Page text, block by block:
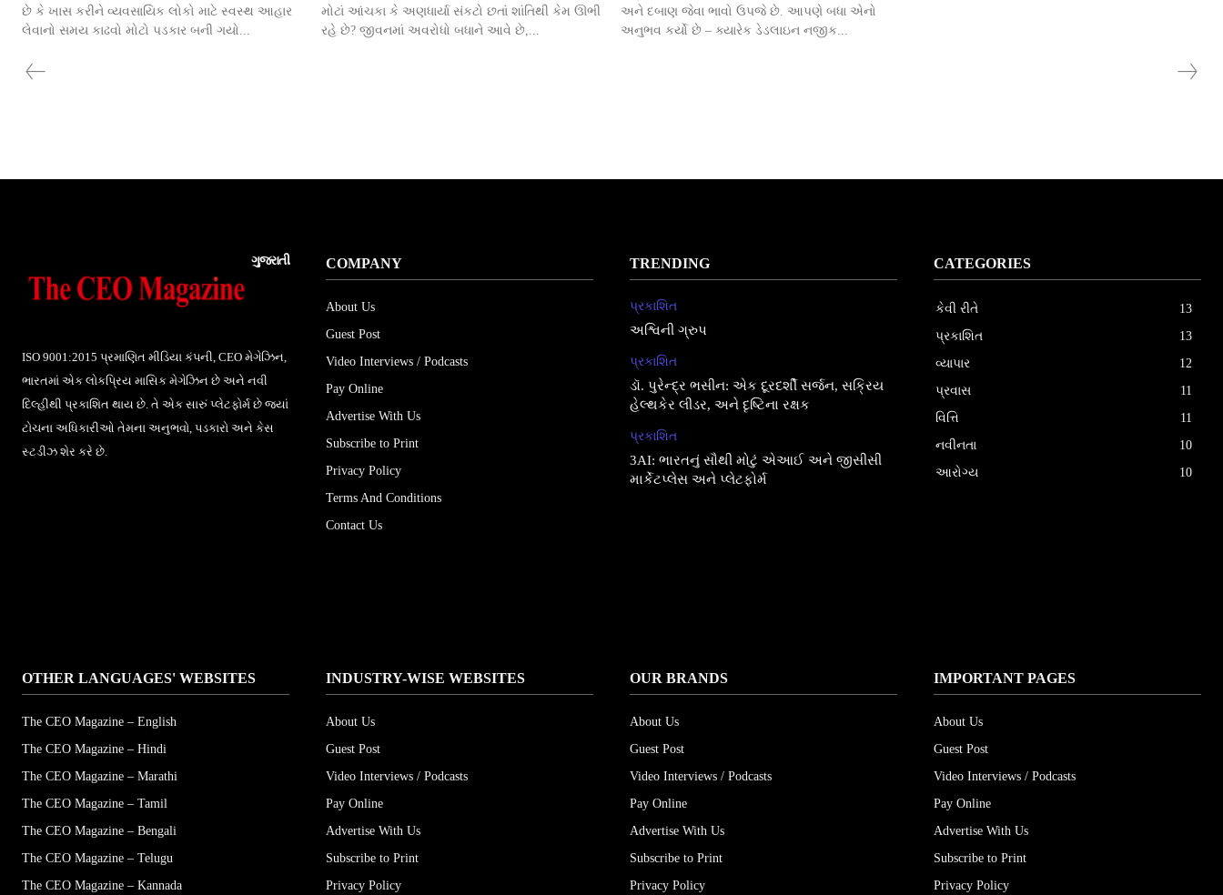
છે કે ખાસ કરીને વ્યવસાયિક લોકો માટે સ્વસ્થ આહાર
લેવાનો સમય કાઢવો મોટો પડકાર બની ગયો...
મોટાં આંચકા કે અણધાર્યા સંકટો છતાં શાંતિથી કેમ ઊભી
રહે છે? જીવનમાં અવરોધો બધાને આવે છે,...
અને દબાણ જેવા ભાવો ઉપજે છે. આપણે બધા એનો
અનુભવ કર્યો છે – ક્યારેક ડેડલાઇન નજીક...
ગુજરાતી
ISO 9001:2015 પ્રમાણિત મીડિયા કંપની, CEO મેગેઝિન,
ભારતમાં એક લોકપ્રિય માસિક મેગેઝિન છે અને નવી
દિલ્હીથી પ્રકાશિત થાય છે. તે એક સારું પ્લેટફોર્મ છે જ્યાં
ટોચના અધિકારીઓ તેમના અનુભવો, પડકારો અને કેસ
સ્ટડીઝ શેર કરે છે.
COMPANY
About Us
Guest Post
Video Interviews / Podcasts
Pay Online
Advertise With Us
Subscribe to Print
Privacy Policy
Terms And Conditions
Contact Us
TRENDING
પ્રકાશિત
અશ્વિની ગ્રુપ
પ્રકાશિત
ડૉ. પુરેન્દ્ર ભસીન: એક દૂરદર્શી સર્જન, સક્રિય
હેલ્થકેર લીડર, અને દૃષ્ટિના રક્ષક
પ્રકાશિત
3AI: ભારતનું સૌથી મોટું એઆઈ અને જીસીસી
માર્કેટપ્લેસ અને પ્લેટફોર્મ
CATEGORIES
કેવી રીતે
13
પ્રકાશિત
13
વ્યાપાર
12
પ્રવાસ
11
વિત્તિ
11
નવીનતા
10
આરોગ્ય
10
OTHER LANGUAGES' WEBSITES
The CEO Magazine – English
The CEO Magazine – Hindi
The CEO Magazine – Marathi
The CEO Magazine – Tamil
The CEO Magazine – Bengali
The CEO Magazine – Telugu
The CEO Magazine – Kannada
INDUSTRY-WISE WEBSITES
About Us
Guest Post
Video Interviews / Podcasts
Pay Online
Advertise With Us
Subscribe to Print
Privacy Policy
OUR BRANDS
About Us
Guest Post
Video Interviews / Podcasts
Pay Online
Advertise With Us
Subscribe to Print
Privacy Policy
IMPORTANT PAGES
About Us
Guest Post
Video Interviews / Podcasts
Pay Online
Advertise With Us
Subscribe to Print
Privacy Policy